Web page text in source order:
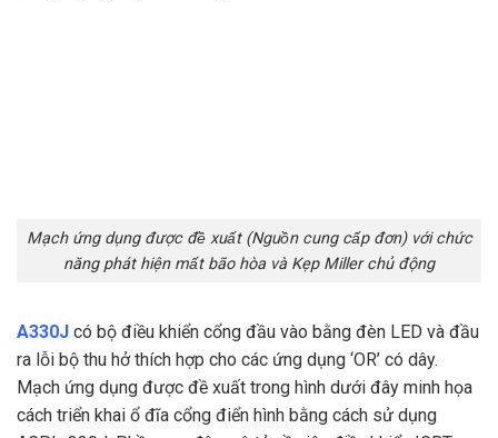
Mạch ứng dụng được đề xuất (Nguồn cung cấp đơn) với chức
năng phát hiện mất bão hòa và Kẹp Miller chủ động
A330J có bộ điều khiển cổng đầu vào bằng đèn LED và đầu
ra lỗi bộ thu hở thích hợp cho các ứng dụng ‘OR’ có dây.
Mạch ứng dụng được đề xuất trong hình dưới đây minh họa
cách triển khai ổ đĩa cổng điển hình bằng cách sử dụng